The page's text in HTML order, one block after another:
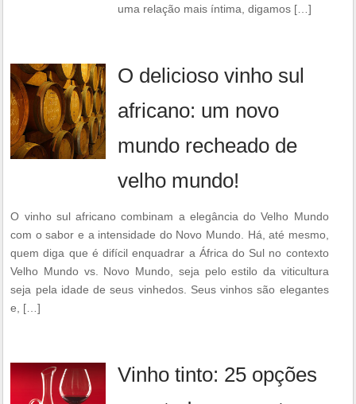
uma relação mais íntima, digamos […]
O delicioso vinho sul
africano: um novo
mundo recheado de
velho mundo!
O vinho sul africano combinam a elegância do Velho Mundo
com o sabor e a intensidade do Novo Mundo. Há, até mesmo,
quem diga que é difícil enquadrar a África do Sul no contexto
Velho Mundo vs. Novo Mundo, seja pelo estilo da viticultura
seja pela idade de seus vinhedos. Seus vinhos são elegantes
e, […]
Vinho tinto: 25 opções